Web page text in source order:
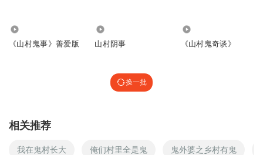
有没有付费版本，我不想等了
回复 2022-05-15
攒了半个月攒了二百多集结果不到一天就听完了
你先地重生
壮逼很好
《山村鬼事》善爱版 山村阴事 《山村鬼奇谈》
换一批
相关推荐
我在鬼村长大 俺们村里全是鬼 鬼外婆之乡村有鬼